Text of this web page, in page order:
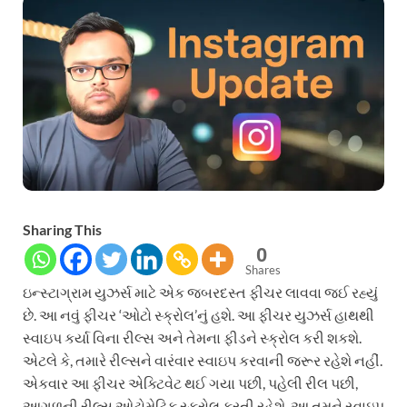
Sharing This
0
Shares
ઇન્સ્ટાગ્રામ યુઝર્સ માટે એક જબરદસ્ત ફીચર લાવવા જઈ રહ્યું
છે. આ નવું ફીચર ‘ઓટો સ્ક્રોલ’નું હશે. આ ફીચર યુઝર્સ હાથથી
સ્વાઇપ કર્યા વિના રીલ્સ અને તેમના ફીડને સ્ક્રોલ કરી શકશે.
એટલે કે, તમારે રીલ્સને વારંવાર સ્વાઇપ કરવાની જરૂર રહેશે નહીં.
એકવાર આ ફીચર એક્ટિવેટ થઈ ગયા પછી, પહેલી રીલ પછી,